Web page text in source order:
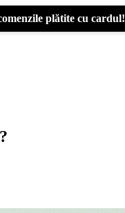
plătite cu cardul!